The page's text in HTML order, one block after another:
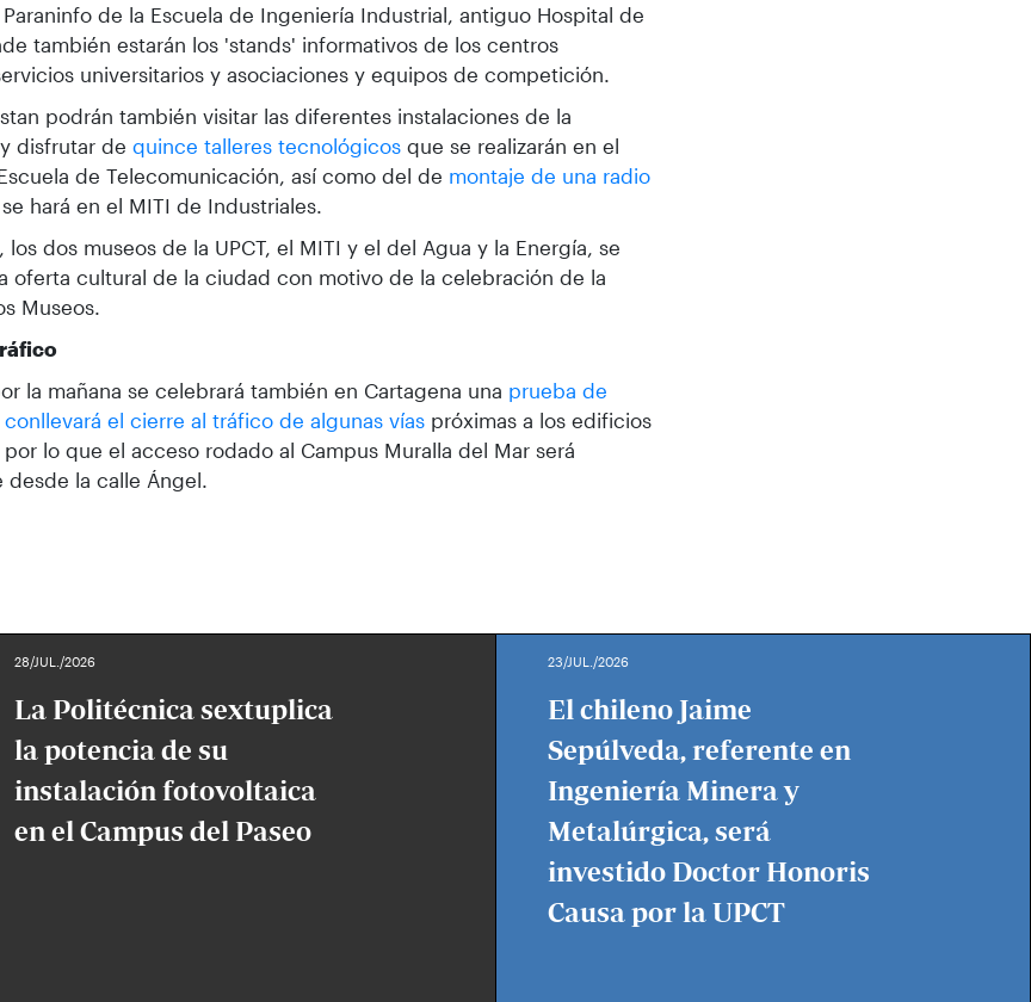
de la Escuela de Ingeniería Industrial, antiguo Hospital de
también estarán los 'stands' informativos de los centros
universitarios y asociaciones y equipos de competición.
podrán también visitar las diferentes instalaciones de la
disfrutar dequince talleres tecnológicos que se realizarán en el
de Telecomunicación, así como del de montaje de una radio
hará en el MITI de Industriales.
los dos museos de la UPCT, el MITI y el del Agua y la Energía, se
oferta cultural de la ciudad con motivo de la celebración de la
Museos.
la mañana se celebrará también en Cartagena una prueba de
el cierre al tráfico de algunas vías próximas a los edificios
por lo que el acceso rodado al Campus Muralla del Mar será
desde la calle Ángel.
28/JUL./2026
La Politécnica sextuplica
la potencia de su
instalación fotovoltaica
en el Campus del Paseo
23/JUL./2026
El chileno Jaime
Sepúlveda, referente en
Ingeniería Minera y
Metalúrgica, será
investido Doctor Honoris
Causa por la UPCT